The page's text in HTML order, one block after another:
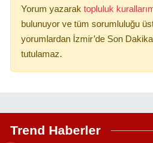
Yorum yazarak topluluk
bulunuyor ve tüm sorumluluğu
yorumlardan İzmir’de Son
tutulamaz.
Trend Haberler